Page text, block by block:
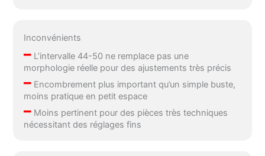
Inconvénients
– L’intervalle 44-50 ne remplace pas une
morphologie réelle pour des ajustements très précis
– Encombrement plus important qu’un simple buste,
moins pratique en petit espace
– Moins pertinent pour des pièces très techniques
nécessitant des réglages fins